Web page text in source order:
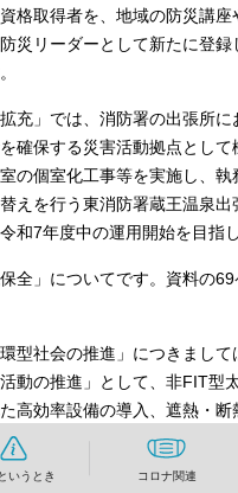
格取得者を、地域の防災講座
災リーダーとして新たに登録
充」では、消防署の出張所に
確保する災害活動拠点として
の個室化工事等を実施し、執
えを行う東消防署蔵王温泉出
和7年度中の運用開始を目指
全」についてです。資料の69
型社会の推進」につきまして
動の推進」として、非FIT型
た高効率設備の導入、遮熱・
し、配達トラックから排出さ
宅配ボックスの設置に対し、
いうとき コロナ関連